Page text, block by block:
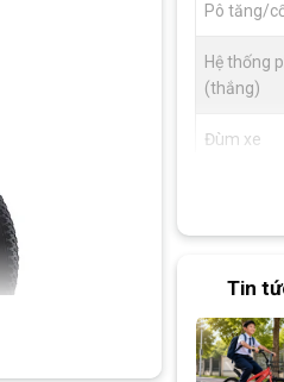
Pô tăng/
Hệ thống
(thắng)
Đùm xe
Lốp xe
Đùi đĩa
Dĩa
Tin